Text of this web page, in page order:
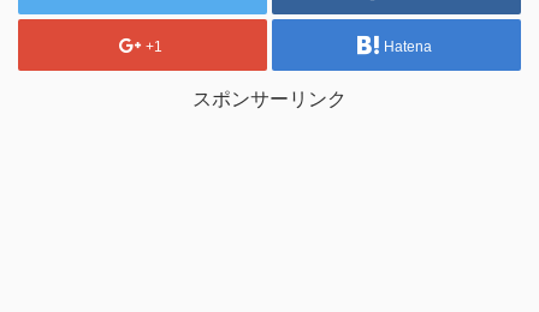
+1 Hatena
スポンサーリンク